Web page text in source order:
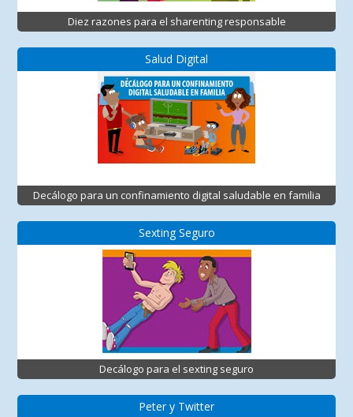
Diez razones para el sharenting responsable
Salud Digital
Decálogo para un confinamiento digital saludable en familia
Sexting Seguro
Decálogo para el sexting seguro
Peter y Twitter